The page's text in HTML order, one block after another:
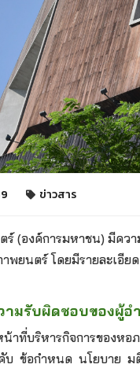
ข่าวสาร
(องค์การมหาชน) มีควา
พยนตร์ โดยมีรายละเอีย
ามรับผิดชอบของผู้อ
าที่บริหารกิจการของห
บ ข้อกำหนด นโยบาย ม